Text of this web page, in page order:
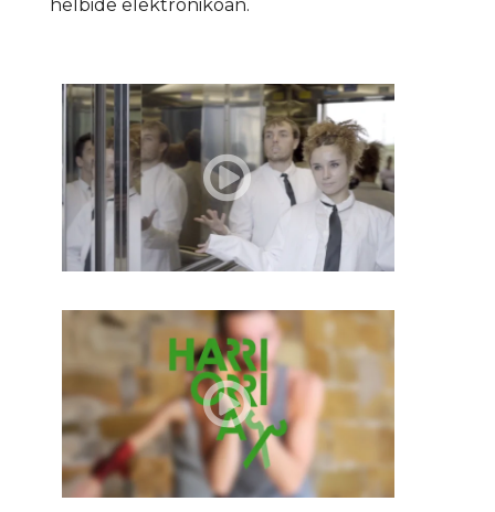
helbide elektronikoan.